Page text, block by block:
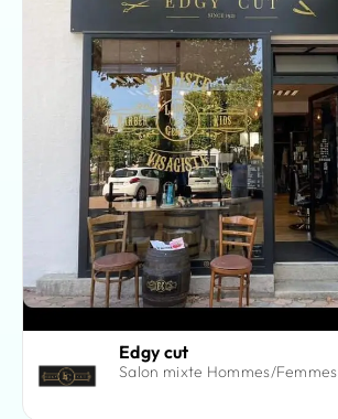
Edgy cut
Salon mixte Hommes/Femmes